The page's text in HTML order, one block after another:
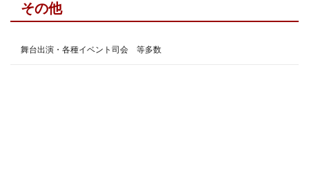
その他
舞台出演・各種イベント司会 等多数